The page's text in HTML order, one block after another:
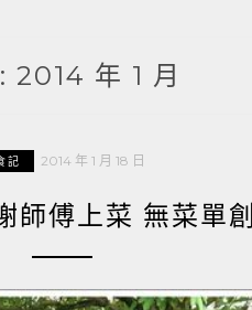
2014 年 1 月
記 2014 年 1 月 18 日
師傅上菜 無菜單